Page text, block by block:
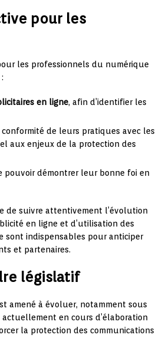
pour les
les professionnels du numérique
en ligne, afin d’identifier les
de leurs pratiques avec les
aux enjeux de la protection des
pouvoir démontrer leur bonne foi en
de suivre attentivement l’évolution
en ligne et d’utilisation des
sont indispensables pour anticiper
et partenaires.
législatif
amené à évoluer, notamment sous
en cours d’élaboration
la protection des communications